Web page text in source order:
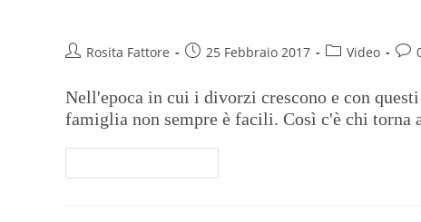
Rosita Fattore 25 Febbraio 2017 Video
Nell'epoca in cui i divorzi crescono e con
famiglia non sempre è facili. Così c'è chi torna